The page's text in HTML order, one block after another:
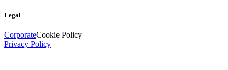
Legal
CorporateCookie Policy
Privacy Policy